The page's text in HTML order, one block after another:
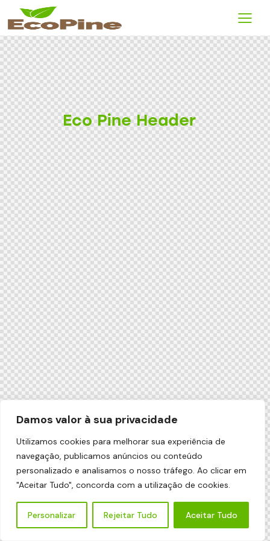
Damos valor à sua privacidade
Utilizamos cookies para melhorar sua experiência de
navegação, publicamos anúncios ou conteúdo
personalizado e analisamos o nosso tráfego. Ao clicar em
"Aceitar Tudo", concorda com a utilização de cookies.
Personalizar Rejeitar Tudo Aceitar Tudo
Eco Pine Header